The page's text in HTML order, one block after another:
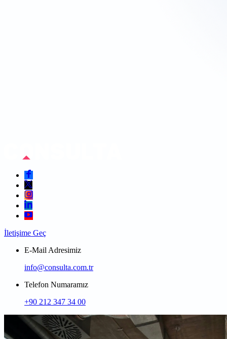
İletişime Geç
E-Mail Adresimiz
info@consulta.com.tr
Telefon Numaramız
+90 212 347 34 00